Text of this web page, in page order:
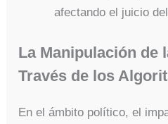
afectando el juicio
La Manipulación de
Través de los
En el ámbito político, el